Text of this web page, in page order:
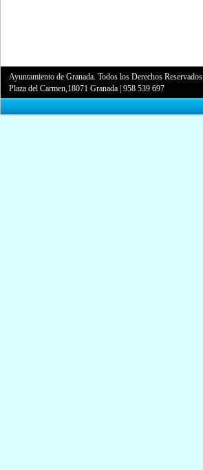
Ayuntamiento de Granada. Todos los Derechos Reservados.
Plaza del Carmen,18071 Granada |958 539 697